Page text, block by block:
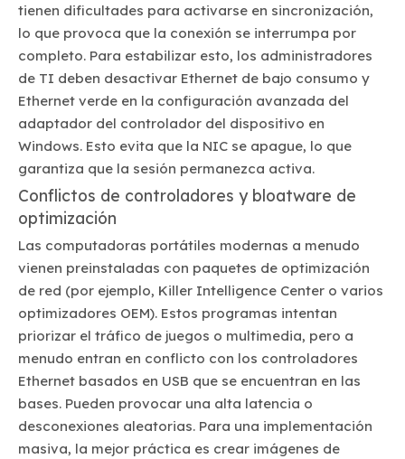
tienen dificultades para activarse en sincronización,
lo que provoca que la conexión se interrumpa por
completo. Para estabilizar esto, los administradores
de TI deben desactivar Ethernet de bajo consumo y
Ethernet verde en la configuración avanzada del
adaptador del controlador del dispositivo en
Windows. Esto evita que la NIC se apague, lo que
garantiza que la sesión permanezca activa.
Conflictos de controladores y bloatware de
optimización
Las computadoras portátiles modernas a menudo
vienen preinstaladas con paquetes de optimización
de red (por ejemplo, Killer Intelligence Center o varios
optimizadores OEM). Estos programas intentan
priorizar el tráfico de juegos o multimedia, pero a
menudo entran en conflicto con los controladores
Ethernet basados ​​en USB que se encuentran en las
bases. Pueden provocar una alta latencia o
desconexiones aleatorias. Para una implementación
masiva, la mejor práctica es crear imágenes de